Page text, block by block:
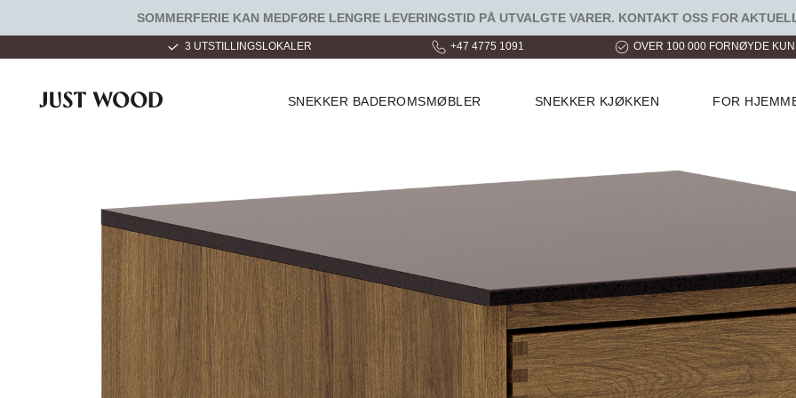
SOMMERFERIE KAN MEDFØRE LENGRE LEVERINGSTID PÅ UTVALGTE VARER. KONTAKT OSS FOR
3 UTSTILLINGSLOKALER +47 4775 1091 OVER 100 000 FORNØYDE
SNEKKER BADEROMSMØBLER SNEKKER KJØKKEN FOR